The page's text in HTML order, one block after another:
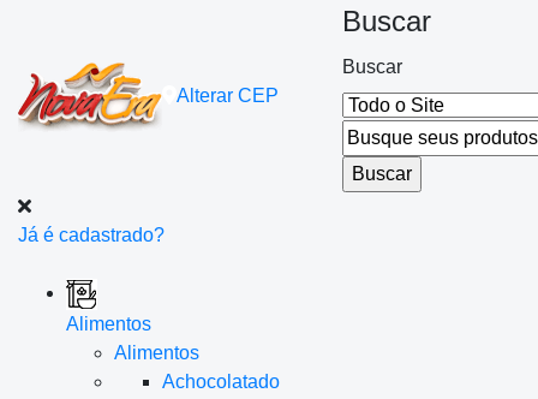
Alterar CEP
Buscar
Buscar
Já é cadastrado?
Alimentos
Alimentos
Achocolatado